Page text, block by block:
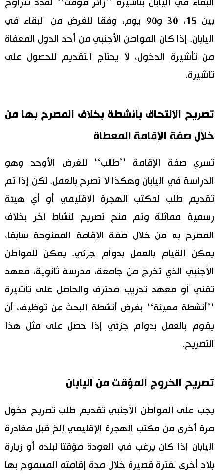
البقاء في اليابان بتأشيرة ’’زائر مؤقت‘‘ لمدد تتراوح
بين 15، 30 و90 يوم، وفقا للغرض من البقاء في
اليابان. إذا كان المواطن الأجنبي من أحد الدول المعفاة
من تأشيرة الدخول، لا يحتاج التقديم للحصول على
تأشيرة.
تصريح الالتحاق بأنشطة بخلاف المصرح بها من
خلال صفة الإقامة المعطاة
تسري صفة الإقامة ’’طالب‘‘ للغرض الأوحد وهو
الدراسة في اليابان وهكذا لا تصرح بالعمل. لكن إذا تم
تقديم طلب لمكتب الهجرة الإقليمي أو أي هيئة
رسمية مماثلة وتم منح تصريح لنشاط آخر بخلاف
المصرح به من خلال صفة الإقامة الممنوحة سابقا،
يمكن القيام بالعمل بدوام جزئي. يمكن للمواطن
الأجنبي الذي تخرج من جامعة، مدرسة ثانوية، معهد
تقني أو معهد تدريب محترف والحاصل على تأشيرة
’’أنشطة معينة‘‘ بغرض أنشطة البحث عن توظيف، أن
يقوم بالعمل بدوام جزئي إذا حصل على مثل هذا
التصريح.
تصريح الخروج المؤقت من اليابان
يجب على المواطن الأجنبي تقديم طلب تصريح دخول
مرة أخرى من مكتب الهجرة الإقليمي إلخ قبل مغادرة
اليابان إذا كان يرغب في العودة مؤقتا لبلده أو زيارة
بلاد أخرى لفترة قصيرة خلال مدة إقامته المسموح بها